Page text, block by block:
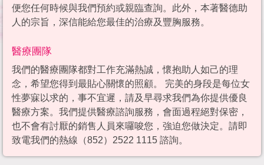
便您任何時候與我們預約或親臨查詢。此外，本著醫德助
人的宗旨，深信能給您最佳的治療及豐胸服務。
醫療團隊
我們的醫療團隊都對工作充滿熱誠，懷抱助人如己的理
念，希望您得到最貼心關懷的照顧。 完美的身段是每位女
性夢寐以求的，事不宜遲，請及早尋求我們為你提供優良
醫療方案。我們提供醫療諮詢服務，會面過程絕對保密，
也不會有討厭的銷售人員來囉唆您，強迫您做決定。請即
致電我們的熱線（852）2522 1115 諮詢。